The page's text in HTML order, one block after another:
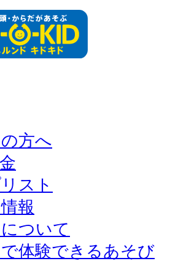
方へ
スト
報
ついて
体験できるあそび